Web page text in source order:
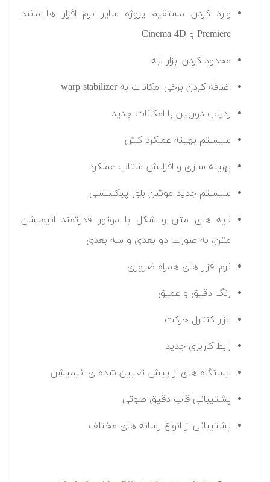
وارد کردن مستقیم پروژه سایر نرم افزار ها مانند
Premiere و Cinema 4D
محدود کردن ابزار لبه
اضافه کردن برخی امکانات به warp stabilizer
ردیاب دوربین با امکانات جدید
سیستم بهینه عملکرد کش
بهینه سازی و افزایش شتاب عملکرد
سیستم جدید موشن بلور پیکسسلی
لایه های متن و شکل با موتور قدرتمند انیمیشن
متن، به صورت دو بعدی و سه بعدی
نرم افزار های همراه ضروری
رنگ دقیق و عمیق
ابزار کنترل حرکت
رابط کاربری جدید
ایستگاه های از پیش تعیین شده ی انیمیشن
پشتیبانی قاب دقیق صوتی
پشتیبانی از انواع رسانه های مختلف